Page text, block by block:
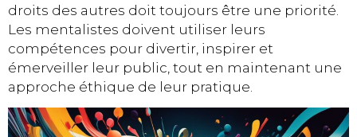
droits des autres doit toujours être une priorité.
Les mentalistes doivent utiliser leurs
compétences pour divertir, inspirer et
émerveiller leur public, tout en maintenant une
approche éthique de leur pratique.